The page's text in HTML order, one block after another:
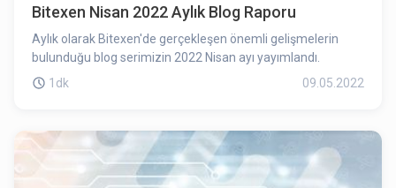
Bitexen Nisan 2022 Aylık Blog Raporu
Aylık olarak Bitexen'de gerçekleşen önemli gelişmelerin
bulunduğu blog serimizin 2022 Nisan ayı yayımlandı.
1dk
09.05.2022